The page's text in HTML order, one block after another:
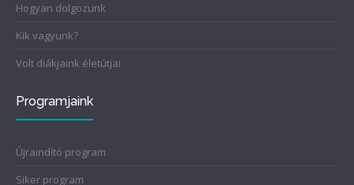
Hogyan dolgozunk
Kik vagyunk?
Volt diákjaink életútjai
Programjaink
Újraindító program
Siker program